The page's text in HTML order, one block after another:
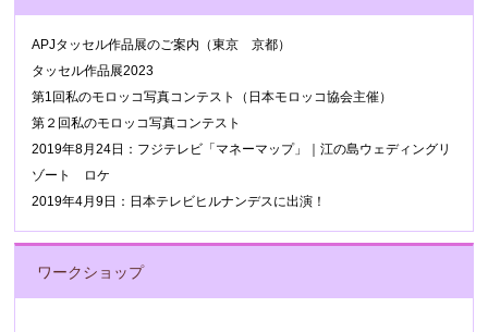
APJタッセル作品展のご案内（東京 京都）
タッセル作品展2023
第1回私のモロッコ写真コンテスト（日本モロッコ協会主催）
第２回私のモロッコ写真コンテスト
2019年8月24日：フジテレビ「マネーマップ」｜江の島ウェディングリ
ゾート ロケ
2019年4月9日：日本テレビヒルナンデスに出演！
ワークショップ